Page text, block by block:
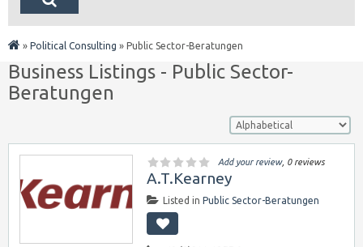
» Political Consulting » Public Sector-Beratungen
Business Listings - Public Sector-
Beratungen
Add your review, 0 reviews
A.T.Kearney
Listed in Public Sector-Beratungen